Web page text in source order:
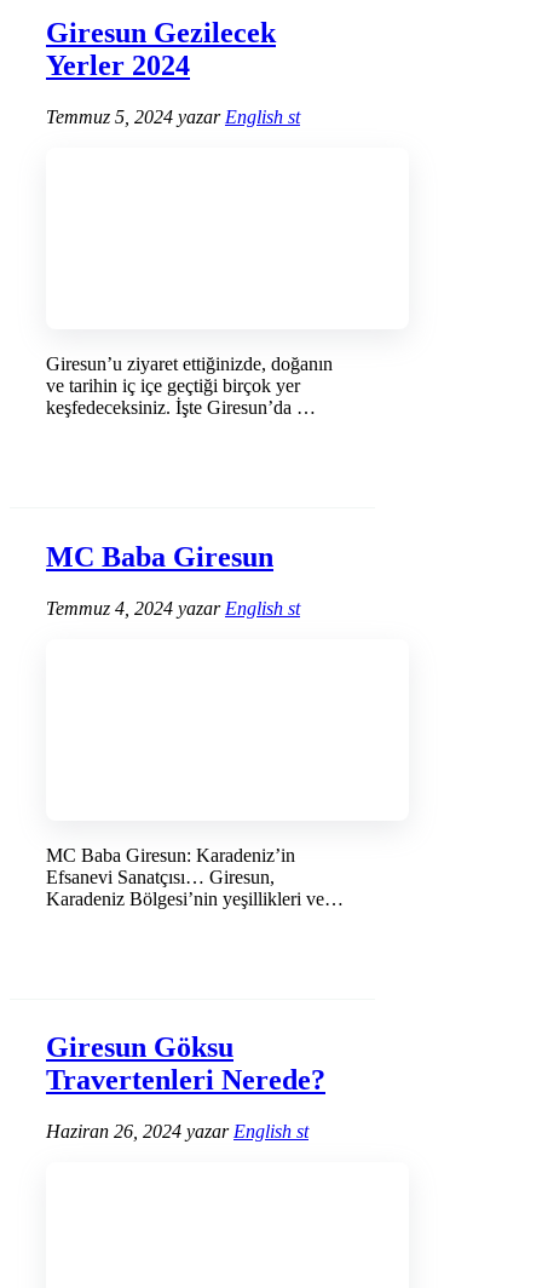
Giresun Gezilecek
Yerler 2024
Temmuz 5, 2024 yazar English st
Giresun’u ziyaret ettiğinizde, doğanın
ve tarihin iç içe geçtiği birçok yer
keşfedeceksiniz. İşte Giresun’da …
MC Baba Giresun
Temmuz 4, 2024 yazar English st
MC Baba Giresun: Karadeniz’in
Efsanevi Sanatçısı… Giresun,
Karadeniz Bölgesi’nin yeşillikleri ve
Giresun Göksu
Travertenleri Nerede?
Haziran 26, 2024 yazar English st